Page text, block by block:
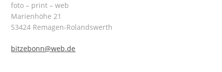
foto – print – web
Marienhöhe 21
53424 Remagen-Rolandswerth
bitzebonn@web.de